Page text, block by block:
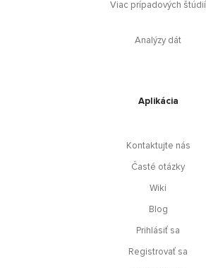
Viac prípadových štúdií
Analýzy dát
Aplikácia
Kontaktujte nás
Časté otázky
Wiki
Blog
Prihlásiť sa
Registrovať sa